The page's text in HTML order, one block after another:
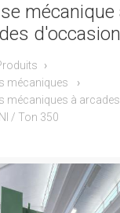
mécanique
d'occasion
mécaniques
mécaniques à arcades
/ Ton 350